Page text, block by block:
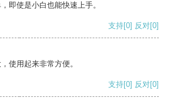
即使是小白也能快速上手。
支持[0] 反对[0]
使用起来非常方便。
支持[0] 反对[0]